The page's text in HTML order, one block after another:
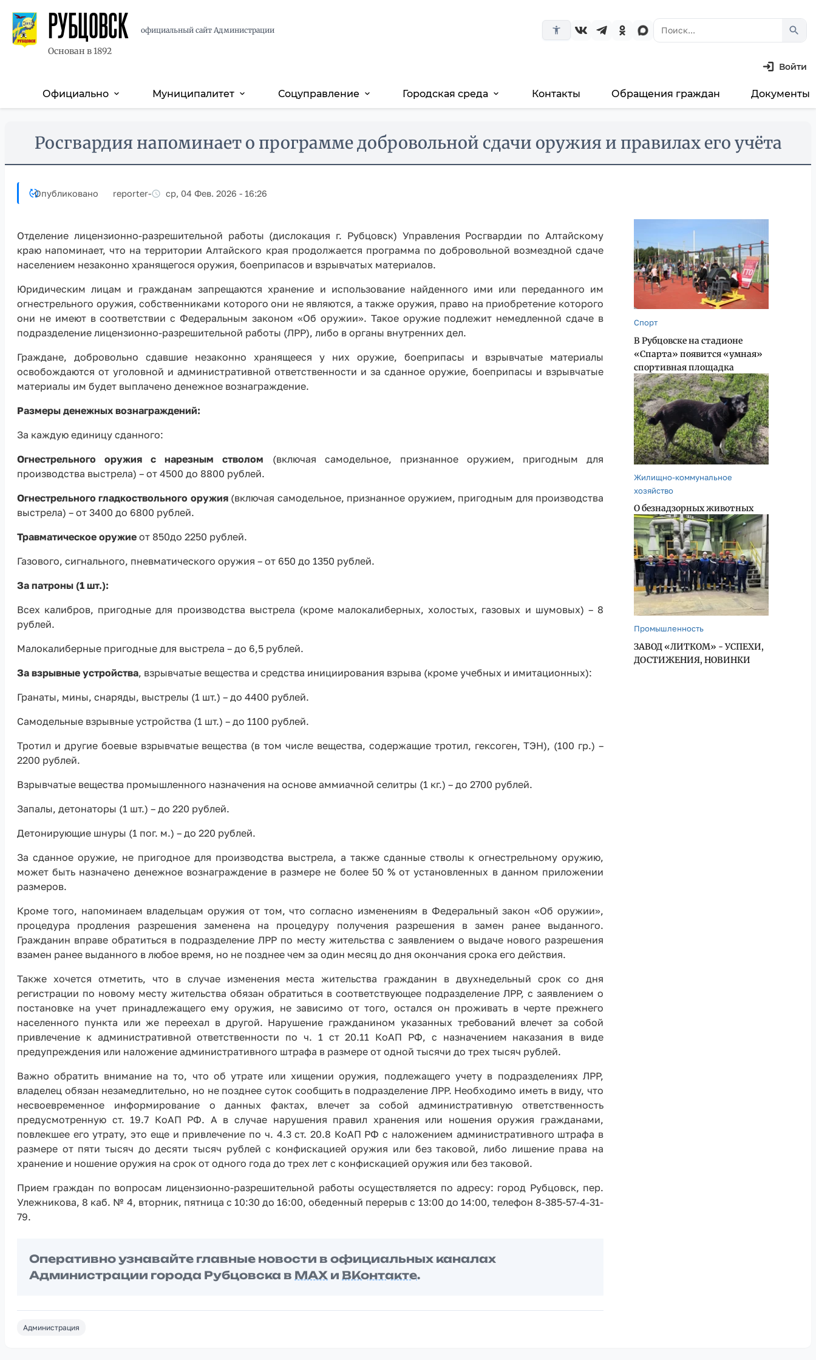
РУБЦОВСК
Основан в 1892
официальный сайт Администрации accessibility_new search
Войти
Основная
Официально expand_more Муниципалитет expand_more Соцуправление expand_more Городская среда expand_more Контакты Обращения граждан Документы
Росгвардия напоминает о программе добровольной сдачи оружия и правилах его учёта
Опубликовано reporter- ср, 04 Фев. 2026 - 16:26
Отделение лицензионно-разрешительной работы (дислокация г. Рубцовск) Управления Росгвардии по Алтайскому
краю напоминает, что на территории Алтайского края продолжается программа по добровольной возмездной сдаче
населением незаконно хранящегося оружия, боеприпасов и взрывчатых материалов.
Юридическим лицам и гражданам запрещаются хранение и использование найденного ими или переданного им
огнестрельного оружия, собственниками которого они не являются, а также оружия, право на приобретение которого
они не имеют в соответствии с Федеральным законом «Об оружии». Такое оружие подлежит немедленной сдаче в
подразделение лицензионно-разрешительной работы (ЛРР), либо в органы внутренних дел.
Граждане, добровольно сдавшие незаконно хранящееся у них оружие, боеприпасы и взрывчатые материалы
освобождаются от уголовной и административной ответственности и за сданное оружие, боеприпасы и взрывчатые
материалы им будет выплачено денежное вознаграждение.
Размеры денежных вознаграждений:
За каждую единицу сданного:
Огнестрельного оружия с нарезным стволом (включая самодельное, признанное оружием, пригодным для
производства выстрела) – от 4500 до 8800 рублей.
Огнестрельного гладкоствольного оружия(включая самодельное, признанное оружием, пригодным для производства
выстрела) – от 3400 до 6800 рублей.
Травматическое оружие от 850до 2250 рублей.
Газового, сигнального, пневматического оружия – от 650 до 1350 рублей.
За патроны (1 шт.):
Всех калибров, пригодные для производства выстрела (кроме малокалиберных, холостых, газовых и шумовых) – 8
рублей.
Малокалиберные пригодные для выстрела – до 6,5 рублей.
За взрывные устройства, взрывчатые вещества и средства инициирования взрыва (кроме учебных и имитационных):
Гранаты, мины, снаряды, выстрелы (1 шт.) – до 4400 рублей.
Самодельные взрывные устройства (1 шт.) – до 1100 рублей.
Тротил и другие боевые взрывчатые вещества (в том числе вещества, содержащие тротил, гексоген, ТЭН), (100 гр.) –
2200 рублей.
Взрывчатые вещества промышленного назначения на основе аммиачной селитры (1 кг.) – до 2700 рублей.
Запалы, детонаторы (1 шт.) – до 220 рублей.
Детонирующие шнуры (1 пог. м.) – до 220 рублей.
За сданное оружие, не пригодное для производства выстрела, а также сданные стволы к огнестрельному оружию,
может быть назначено денежное вознаграждение в размере не более 50 % от установленных в данном приложении
размеров.
Кроме того, напоминаем владельцам оружия от том, что согласно изменениям в Федеральный закон «Об оружии»,
процедура продления разрешения заменена на процедуру получения разрешения в замен ранее выданного.
Гражданин вправе обратиться в подразделение ЛРР по месту жительства с заявлением о выдаче нового разрешения
взамен ранее выданного в любое время, но не позднее чем за один месяц до дня окончания срока его действия.
Также хочется отметить, что в случае изменения места жительства гражданин в двухнедельный срок со дня
регистрации по новому месту жительства обязан обратиться в соответствующее подразделение ЛРР, с заявлением о
постановке на учет принадлежащего ему оружия, не зависимо от того, остался он проживать в черте прежнего
населенного пункта или же переехал в другой. Нарушение гражданином указанных требований влечет за собой
привлечение к административной ответственности по ч. 1 ст 20.11 КоАП РФ, с назначением наказания в виде
предупреждения или наложение административного штрафа в размере от одной тысячи до трех тысяч рублей.
Важно обратить внимание на то, что об утрате или хищении оружия, подлежащего учету в подразделениях ЛРР,
владелец обязан незамедлительно, но не позднее суток сообщить в подразделение ЛРР. Необходимо иметь в виду, что
несвоевременное информирование о данных фактах, влечет за собой административную ответственность
предусмотренную ст. 19.7 КоАП РФ. А в случае нарушения правил хранения или ношения оружия гражданами,
повлекшее его утрату, это еще и привлечение по ч. 4.3 ст. 20.8 КоАП РФ с наложением административного штрафа в
размере от пяти тысяч до десяти тысяч рублей с конфискацией оружия или без таковой, либо лишение права на
хранение и ношение оружия на срок от одного года до трех лет с конфискацией оружия или без таковой.
Прием граждан по вопросам лицензионно-разрешительной работы осуществляется по адресу: город Рубцовск, пер.
Улежникова, 8 каб. № 4, вторник, пятница с 10:30 до 16:00, обеденный перерыв с 13:00 до 14:00, телефон 8-385-57-4-31-
79.
Оперативно узнавайте главные новости в официальных каналах
Администрации города Рубцовска в MAX и ВКонтакте.
Администрация
Спорт
В Рубцовске на стадионе
«Спарта» появится «умная»
спортивная площадка
Жилищно-коммунальное
хозяйство
О безнадзорных животных
Промышленность
ЗАВОД «ЛИТКОМ» - УСПЕХИ,
ДОСТИЖЕНИЯ, НОВИНКИ